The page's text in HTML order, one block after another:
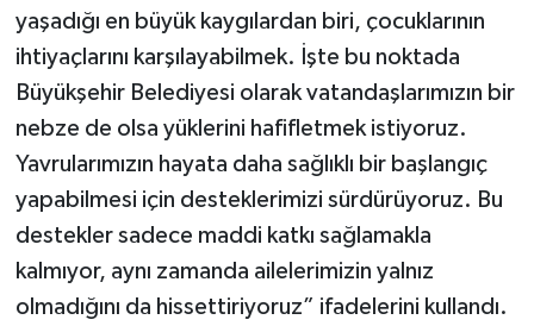
yaşadığı en büyük kaygılardan biri, çocuklarının
ihtiyaçlarını karşılayabilmek. İşte bu noktada
Büyükşehir Belediyesi olarak vatandaşlarımızın bir
nebze de olsa yüklerini hafifletmek istiyoruz.
Yavrularımızın hayata daha sağlıklı bir başlangıç
yapabilmesi için desteklerimizi sürdürüyoruz. Bu
destekler sadece maddi katkı sağlamakla
kalmıyor, aynı zamanda ailelerimizin yalnız
olmadığını da hissettiriyoruz” ifadelerini kullandı.